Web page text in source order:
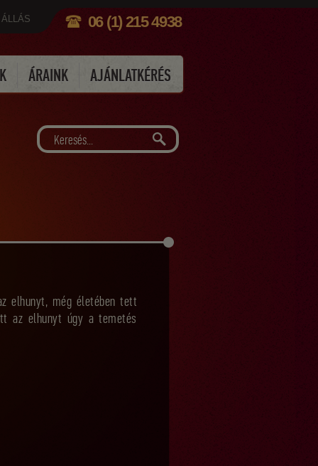
06 (1) 215 4938
ÁLLÁS
ÁRAINK AJÁNLATKÉRÉS
elhunyt, még életében tett
az elhunyt úgy a temetés